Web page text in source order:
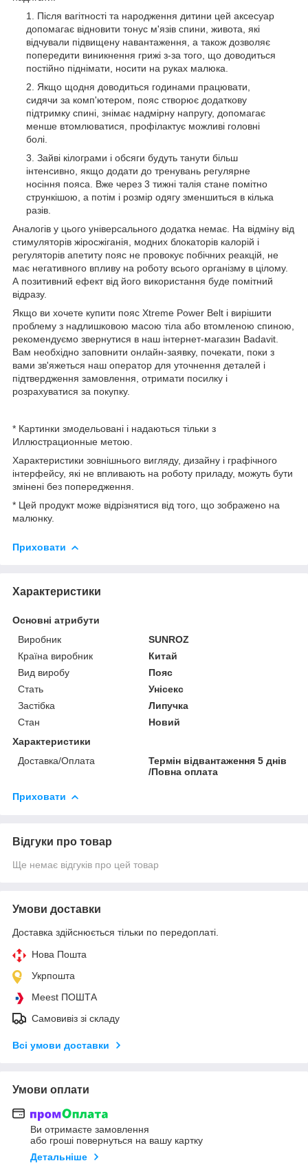
Після вагітності та народження дитини цей аксесуар
допомагає відновити тонус м'язів спини, живота, які
відчували підвищену навантаження, а також дозволяє
попередити виникнення грижі з-за того, що доводиться
постійно піднімати, носити на руках малюка.
Якщо щодня доводиться годинами працювати,
сидячи за комп'ютером, пояс створює додаткову
підтримку спині, знімає надмірну напругу, допомагає
менше втомлюватися, профілактує можливі головні
болі.
Зайві кілограми і обсяги будуть танути більш
інтенсивно, якщо додати до тренувань регулярне
носіння пояса. Вже через 3 тижні талія стане помітно
стрункішою, а потім і розмір одягу зменшиться в кілька
разів.
Аналогів у цього універсального додатка немає. На відміну від
стимуляторів жіросжіганія, модних блокаторів калорій і
регуляторів апетиту пояс не провокує побічних реакцій, не
має негативного впливу на роботу всього організму в цілому.
А позитивний ефект від його використання буде помітний
відразу.
Якщо ви хочете купити пояс Xtreme Power Belt і вирішити
проблему з надлишковою масою тіла або втомленою спиною,
рекомендуємо звернутися в наш інтернет-магазин Badavit.
Вам необхідно заповнити онлайн-заявку, почекати, поки з
вами зв'яжеться наш оператор для уточнення деталей і
підтвердження замовлення, отримати посилку і
розрахуватися за покупку.
* Картинки змодельовані і надаються тільки з
Иллюстрационные метою.
Характеристики зовнішнього вигляду, дизайну і графічного
інтерфейсу, які не впливають на роботу приладу, можуть бути
змінені без попередження.
* Цей продукт може відрізнятися від того, що зображено на
малюнку.
Приховати
Характеристики
Основні атрибути
Виробник
SUNROZ
Країна виробник
Китай
Вид виробу
Пояс
Стать
Унісекс
Застібка
Липучка
Стан
Новий
Характеристики
Доставка/Оплата
Термін відвантаження 5 днів
/Повна оплата
Приховати
Відгуки про товар
Ще немає відгуків про цей товар
Умови доставки
Доставка здійснюється тільки по передоплаті.
Нова Пошта
Укрпошта
Meest ПОШТА
Самовивіз зі складу
Всі умови доставки
Умови оплати
Ви отримаєте замовлення
або гроші повернуться на вашу картку
Детальніше